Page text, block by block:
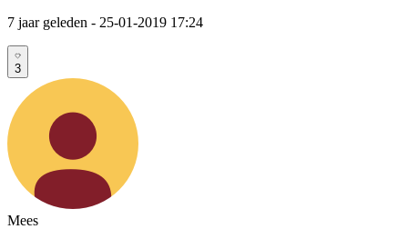
7 jaar geleden - 25-01-2019 17:24
3
Mees